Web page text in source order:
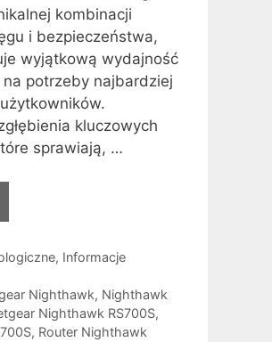
kombinacji
i bezpieczeństwa,
wyjątkową wydajność
potrzeby najbardziej
kluczowych
sprawiają, …
, Informacje
Nighthawk, Nighthawk
Nighthawk RS700S,
, Router Nighthawk